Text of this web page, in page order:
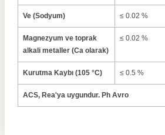
Ve (Sodyum) ≤ 0.02 %
Magnezyum ve toprak
alkali metaller (Ca olarak)
≤ 0.02 %
Kurutma Kaybı (105 °C) ≤ 0.5 %
ACS, Rea'ya uygundur. Ph Avro